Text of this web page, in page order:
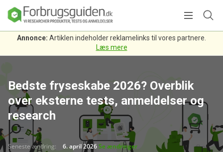
Annonce: Artiklen indeholder reklamelinks til vores partnere.
Læs mere
Bedste fryseskabe 2026? Overblik
over eksterne tests, anmeldelser og
research
Seneste ændring: 6. april 2026Se ændringer